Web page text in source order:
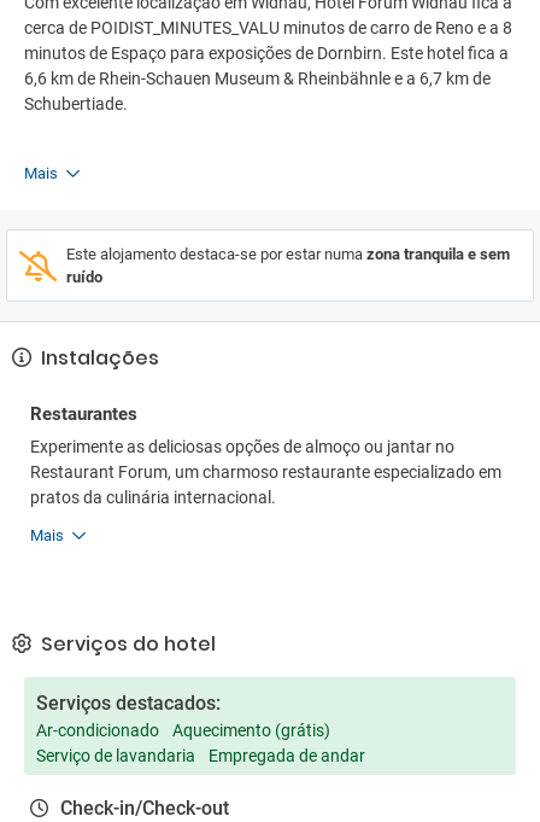
cerca de POIDIST_MINUTES_VALU minutos de carro de Reno e a 8
minutos de Espaço para exposições de Dornbirn. Este hotel fica a
6,6 km de Rhein-Schauen Museum & Rheinbähnle e a 6,7 km de
Schubertiade.
Mais
Este alojamento destaca-se por estar numa zona tranquila e sem
ruído
Instalações
Restaurantes
Experimente as deliciosas opções de almoço ou jantar no
Restaurant Forum, um charmoso restaurante especializado em
pratos da culinária internacional.
Mais
Serviços do hotel
Serviços destacados:
Ar-condicionado
Aquecimento (grátis)
Serviço de lavandaria
Empregada de andar
Check-in/Check-out